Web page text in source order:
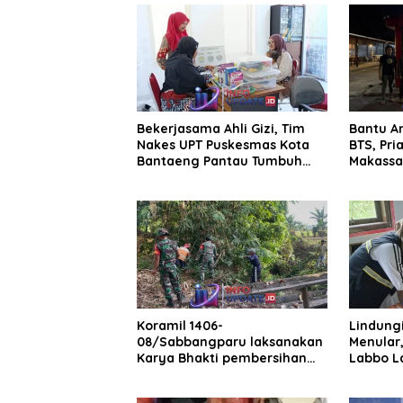
Bekerjasama Ahli Gizi, Tim
Nakes UPT Puskesmas Kota
Bantaeng Pantau Tumbuh
Bantu
BTS,
Koramil 1406-
08/Sabbangparu laksanakan
Karya Bhakti pembersihan
Labbo